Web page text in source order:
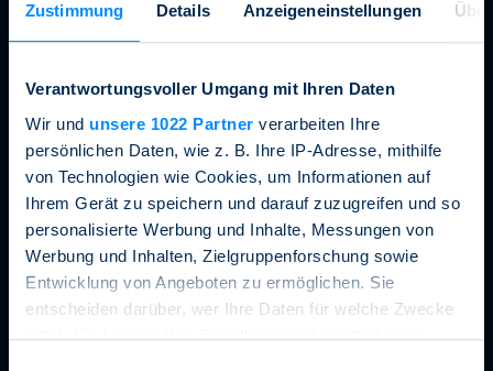
Zustimmung Details Anzeigeneinstellungen
Verantwortungsvoller Umgang mit Ihren Daten
Wir und unsere 1022 Partner verarbeiten Ihre
persönlichen Daten, wie z. B. Ihre IP-Adresse, mithilfe
von Technologien wie Cookies, um Informationen auf
Ihrem Gerät zu speichern und darauf zuzugreifen und so
personalisierte Werbung und Inhalte, Messungen von
Werbung und Inhalten, Zielgruppenforschung sowie
Entwicklung von Angeboten zu ermöglichen. Sie
entscheiden darüber, wer Ihre Daten für welche Zwecke
nutzt. Sie können Ihre Einwilligung jederzeit über die
Newsletter 2026
Immer auf dem aktuellen Stand mit den SSPA
Medienmitteilungen, News und Updates. Hier anmelden.